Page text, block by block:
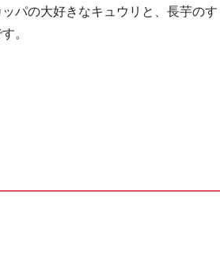
パの大好きなキュウリと、長芋の
。